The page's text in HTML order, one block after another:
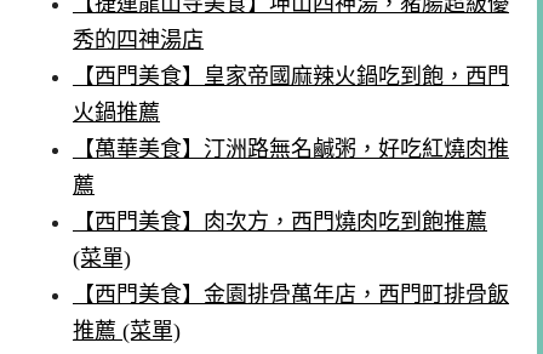
秀的四神湯店
【西門美食】皇家帝國麻辣火鍋吃到飽，西門
火鍋推薦
【萬華美食】汀洲路無名鹹粥，好吃紅燒肉推
薦
【西門美食】肉次方，西門燒肉吃到飽推薦
(菜單)
【西門美食】金園排骨萬年店，西門町排骨飯
推薦 (菜單)